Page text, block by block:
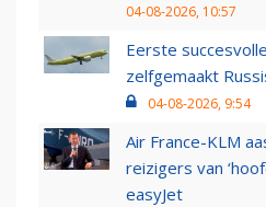
04-08-2026, 10:57
Eerste
zelfgemaakt
04-08-2026, 9:54
Air France-KLM
reizigers van
easyJet